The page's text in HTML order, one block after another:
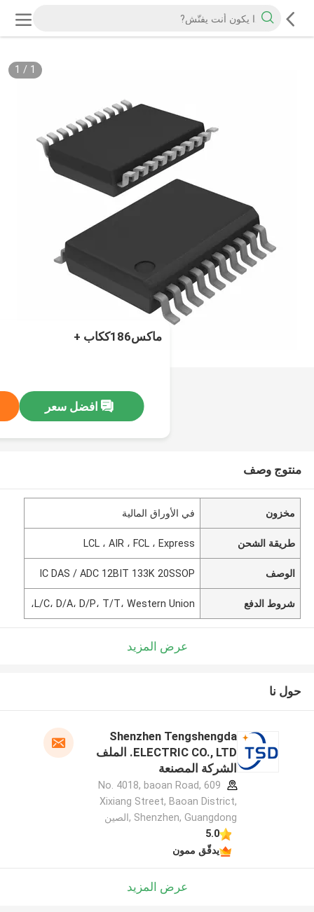
1
/
1
ماكس186ككاب +
افضل سعر
منتوج وصف
مخزون في الأوراق المالية
طريقة الشحن LCL ، AIR ، FCL ، Express
الوصف IC DAS / ADC 12BIT 133K 20SSOP
شروط الدفع L/C، D/A، D/P، T/T، Western Union،
عرض المزيد
حول نا
Shenzhen Tengshengda
ELECTRIC CO., LTD. الملف
الشركة المصنعة
609 No. 4018, baoan Road,
Xixiang Street, Baoan District,
Shenzhen, Guangdong ,الصين
5.0
يدقّق ممون
عرض المزيد